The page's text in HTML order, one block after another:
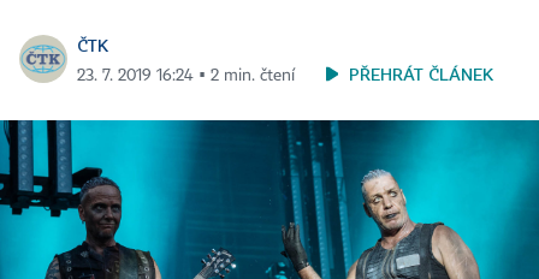
ČTK
23. 7. 2019 16:24 ▪ 2 min. čtení PŘEHRÁT ČLÁNEK